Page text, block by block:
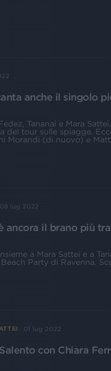
anche il singolo
Tananai e Mara
del tour sulle spiagge.
Morandi (di nuovo) e
08 lug 2022
ancora il brano più
a Mara Sattei e a
Party di Ravenna.
01 lug 2022
con Chiara